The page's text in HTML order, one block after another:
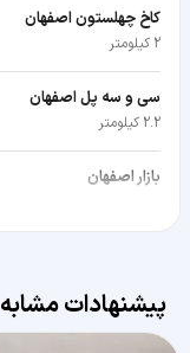
کاخ چهلستون اصفهان
2 کیلومتر
سی و سه پل اصفهان
2.2 کیلومتر
بازار اصفهان
پیشنهادات مشابه